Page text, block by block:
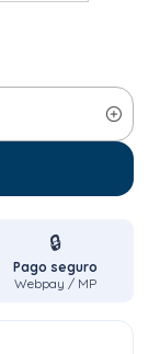
🔒
Pago seguro
Webpay / MP